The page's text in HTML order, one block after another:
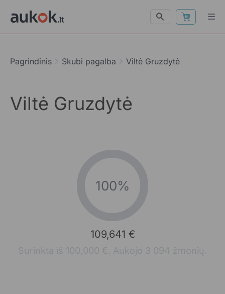
Pagrindinis Skubi pagalba Viltė Gruzdytė
Viltė Gruzdytė
100%
109,641 €